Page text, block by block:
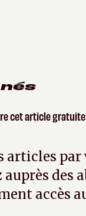
cet article
par
auprès des
accès